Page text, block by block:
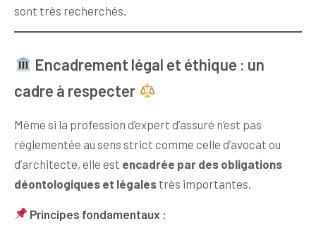
sont très recherchés.
Encadrement légal et éthique : un
cadre à respecter
Même si la profession d’expert d’assuré n’est pas
réglementée au sens strict comme celle d’avocat ou
d’architecte, elle est encadrée par des obligations
déontologiques et légales très importantes.
Principes fondamentaux :